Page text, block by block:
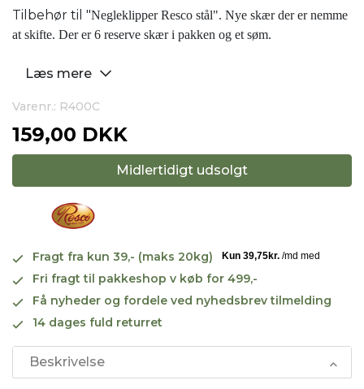
Tilbehør til "Negleklipper Resco stål". Nye skær der er nemme
at skifte. Der er 6 reserve skær i pakken og et søm.
Læs mere
Varenr.: R400C
159,00 DKK
Midlertidigt udsolgt
Fragt fra kun 39,- (maks 20kg)
Fri fragt til pakkeshop v køb for 499,-
Få nyheder og fordele ved nyhedsbrev tilmelding
14 dages fuld returret
Beskrivelse